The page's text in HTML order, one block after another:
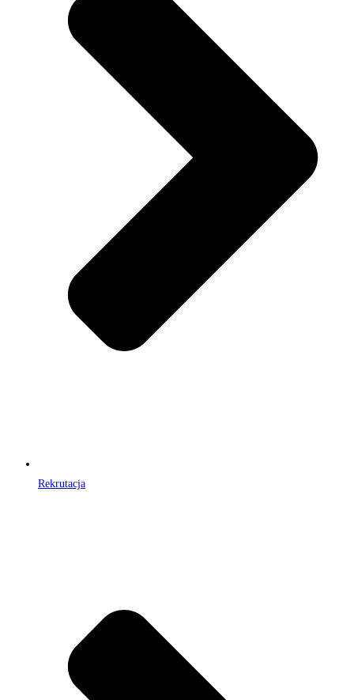
Rekrutacja